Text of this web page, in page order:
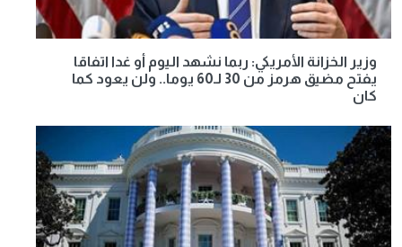
وزير الخزانة الأمريكي: ربما نشهد اليوم أو غدا اتفاقا
يفتح مضيق هرمز من 30 لـ60 يوما.. ولن يعود كما
كان